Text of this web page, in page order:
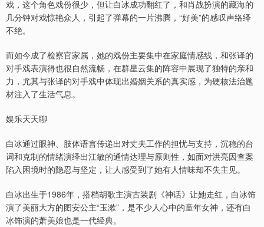
戏，这个角色戏份很少，但让白冰成功翻红了，和肖战扮演的藏海的
几分钟对戏惊艳众人，引起了弹幕的一片沸腾，“好美”的感叹声络绎
不绝。
而如今成了检察官家属，她的戏份主要集中在家庭情感线，和张译的
对手戏表演得也很自然流畅，在群星云集的阵容中展现了独特的亲和
力，尤其与张译的对手戏中体现出婚姻关系的真实感，为硬核法治题
材注入了生活气息。
娱乐天天聊
白冰通过眼神、肢体语言传递出对丈夫工作的担忧与支持，沉稳的台
词和克制的情绪演绎出江敏的通情达理与原则性，如面对洪亮因查案
陷入困境时的隐忍与坚定，让人感受到了她有人情味却不失主见。
白冰出生于1986年，搭档胡歌主演古装剧《神话》让她走红，白冰饰
演了美丽大方的图安公主“玉漱”，是不少人心中的童年女神，还有白
冰饰演的萧美娘也是一代经典。